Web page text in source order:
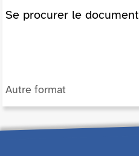
Se procurer le document
Autre format